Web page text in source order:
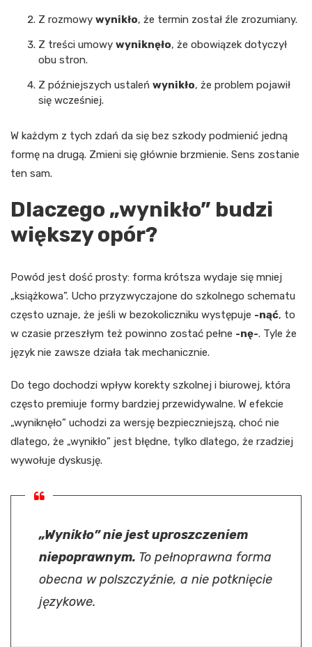
Z rozmowy wynikło, że termin został źle zrozumiany.
Z treści umowy wyniknęło, że obowiązek dotyczył
obu stron.
Z późniejszych ustaleń wynikło, że problem pojawił
się wcześniej.
W każdym z tych zdań da się bez szkody podmienić jedną
formę na drugą. Zmieni się głównie brzmienie. Sens zostanie
ten sam.
Dlaczego „wynikło” budzi
większy opór?
Powód jest dość prosty: forma krótsza wydaje się mniej
„książkowa”. Ucho przyzwyczajone do szkolnego schematu
często uznaje, że jeśli w bezokoliczniku występuje -nąć, to
w czasie przeszłym też powinno zostać pełne -nę-. Tyle że
język nie zawsze działa tak mechanicznie.
Do tego dochodzi wpływ korekty szkolnej i biurowej, która
często premiuje formy bardziej przewidywalne. W efekcie
„wyniknęło” uchodzi za wersję bezpieczniejszą, choć nie
dlatego, że „wynikło” jest błędne, tylko dlatego, że rzadziej
wywołuje dyskusję.
„Wynikło” nie jest uproszczeniem
niepoprawnym. To pełnoprawna forma
obecna w polszczyźnie, a nie potknięcie
językowe.